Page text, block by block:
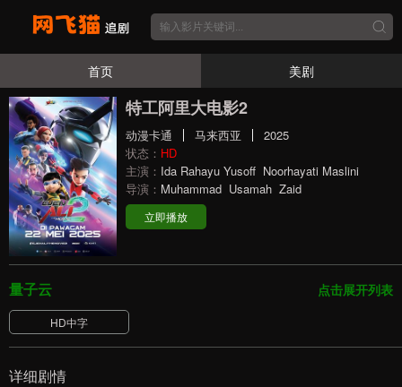
首页 美剧
特工阿里大电影2
动漫卡通 马来西亚
2025
状态： HD
主演： Ida Rahayu Yusoff Noorhayati Maslini
导演： Muhammad Usamah Zaid
立即播放
点击展开列表
量子云
HD中字
详细剧情